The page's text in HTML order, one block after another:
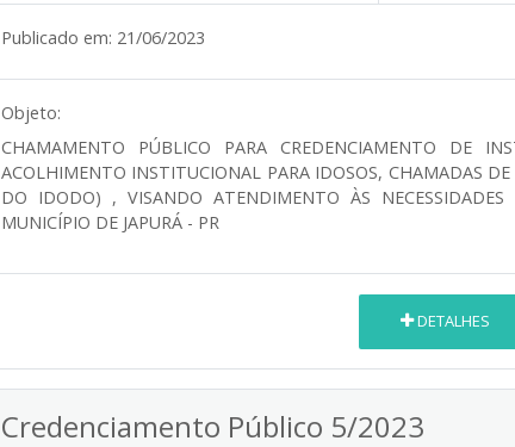
Publicado em: 21/06/2023
Objeto:
CHAMAMENTO PÚBLICO PARA CREDENCIAMENTO DE
ACOLHIMENTO INSTITUCIONAL PARA IDOSOS, CHAMADAS
DO IDODO) , VISANDO ATENDIMENTO ÀS
MUNICÍPIO DE JAPURÁ - PR
DETALHES
Credenciamento Público 5/2023